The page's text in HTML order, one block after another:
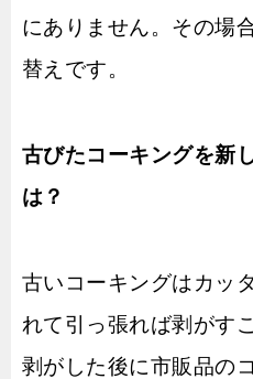
にありません。その場
替えです。
古びたコーキングを新
は？
古いコーキングはカッ
れて引っ張れば剥がす
剥がした後に市販品の